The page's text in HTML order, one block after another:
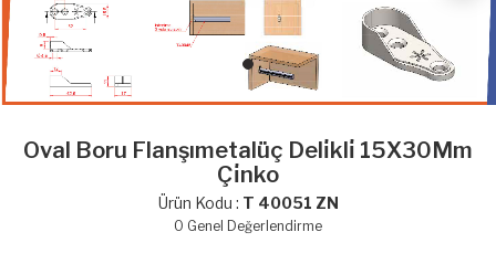
Oval Boru Flanşımetalüç Deli̇kli̇ 15X30Mm
Çi̇nko
Ürün Kodu : T 40051 ZN
0 Genel Değerlendirme